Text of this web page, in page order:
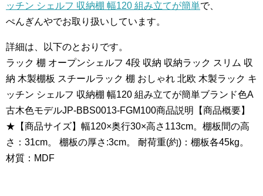
ッチン シェルフ 収納棚 幅120 組み立てが簡単で、
ぺんぎんやでお取り扱いしています。
詳細は、以下のとおりです。
ラック 棚 オープンシェルフ 4段 収納 収納ラック スリム 収
納 木製棚板 スチールラック 棚 おしゃれ 北欧 木製ラック キ
ッチン シェルフ 収納棚 幅120 組み立てが簡単ブランド色A
古木色モデルJP-BBS0013-FGM100商品説明【商品概要】
★【商品サイズ】幅120×奥行30×高さ113cm。棚板間の高
さ：31cm。 棚板の厚さ:3cm。 耐荷重(約)：棚板各45kg。
材質：MDF